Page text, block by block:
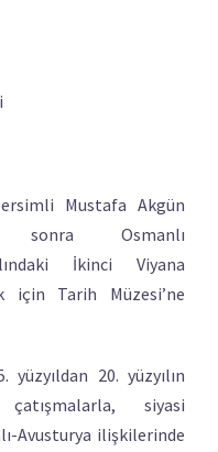
Mustafa Akgün
sonra Osmanlı
İkinci Viyana
için Tarih Müzesi’ne
20. yüzyılın
siyasi
Avusturya ilişkilerinde